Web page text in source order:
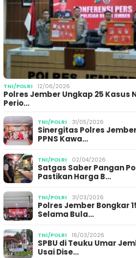
TNI/POLRI 12/06/2026
Polres Jember Ungkap 25 Kasus
Perio…
TNI/POLRI 31/05/2026
Sinergitas Polres
PPNS Kawa…
TNI/POLRI 02/04/2026
Satgas Saber Pangan
Pastikan Harga B…
TNI/POLRI 31/03/2026
Polres Jember Bongkar
Selama Bula…
TNI/POLRI 16/03/2026
SPBU di Teuku Umar
Usai Dise…